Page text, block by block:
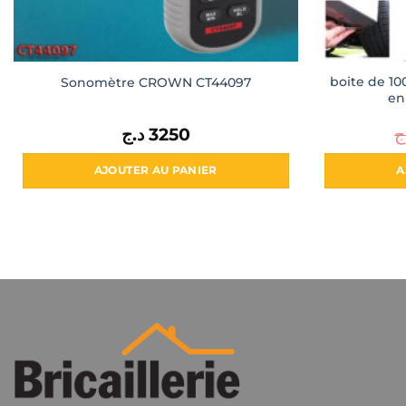
Sonomètre CROWN CT44097
3250 د.ج
AJOUTER AU PANIER
boite de